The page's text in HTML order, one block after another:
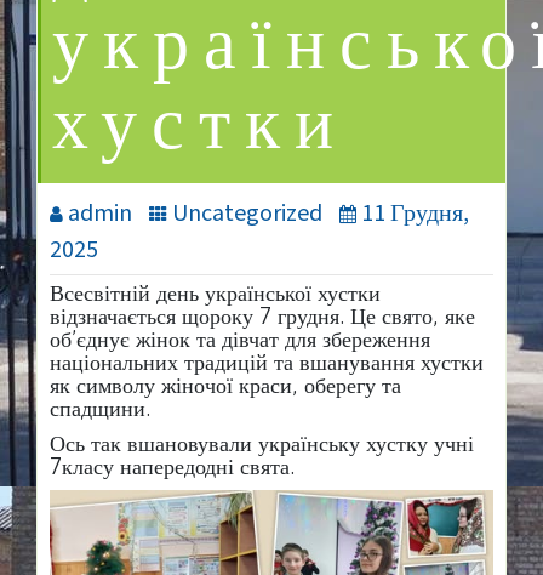
хустки
admin Uncategorized
11 Грудня,
2025
Всесвітній день української хустки
відзначається щороку 7 грудня. Це свято, яке
об’єднує жінок та дівчат для збереження
національних традицій та вшанування хустки
як символу жіночої краси, оберегу та
спадщини.
Ось так вшановували українську хустку учні
7класу напередодні свята.